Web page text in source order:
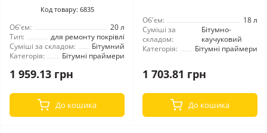
Код товару: 6835
Об'єм:
20 л
Тип:
для ремонту покрівлі
Суміші за складом:
Бітумний
Категорія:
Бітумні праймери
1 959.13 грн
До кошика
Об'єм:
18 л
Суміші за
складом:
Бітумно-
каучуковий
Категорія:
Бітумні праймери
1 703.81 грн
До кошика